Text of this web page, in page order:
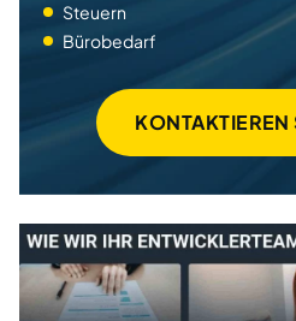
Steuern
Bürobedarf
KONTAKTIEREN